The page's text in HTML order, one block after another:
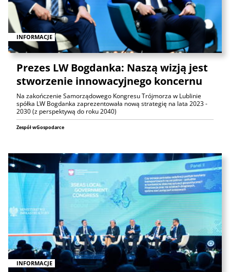
INFORMACJE
Prezes LW Bogdanka: Naszą wizją jest
stworzenie innowacyjnego koncernu
Na zakończenie Samorządowego Kongresu Trójmorza w Lublinie
spółka LW Bogdanka zaprezentowała nową strategię na lata 2023 -
2030 (z perspektywą do roku 2040)
Zespół wGospodarce
INFORMACJE